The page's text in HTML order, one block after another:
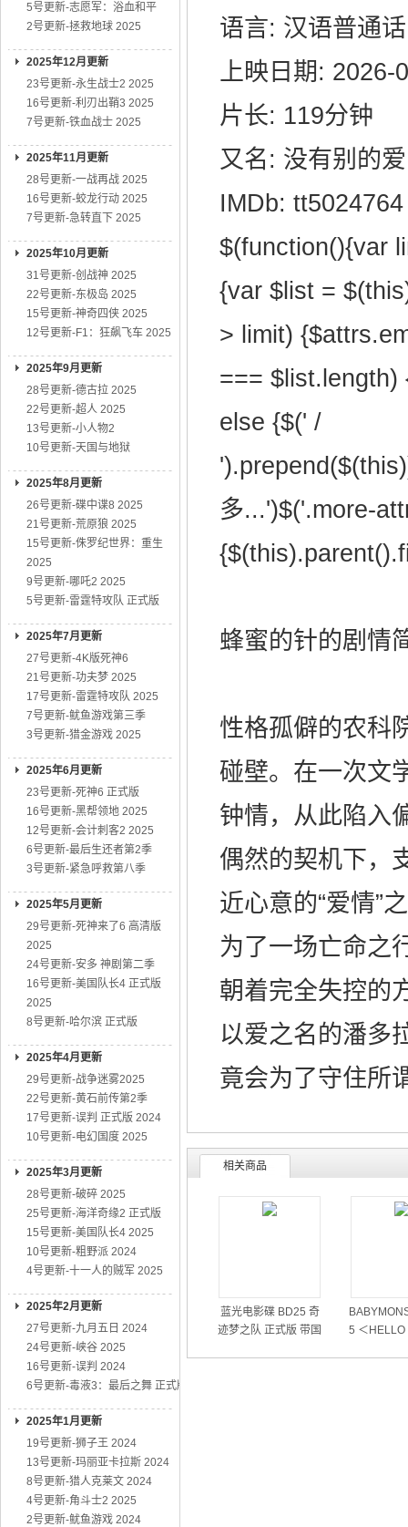
5号更新-志愿军：浴血和平
2号更新-拯救地球 2025
2025年12月更新
23号更新-永生战士2 2025
16号更新-利刃出鞘3 2025
7号更新-铁血战士 2025
2025年11月更新
28号更新-一战再战 2025
16号更新-蛟龙行动 2025
7号更新-急转直下 2025
2025年10月更新
31号更新-创战神 2025
22号更新-东极岛 2025
15号更新-神奇四侠 2025
12号更新-F1：狂飙飞车 2025
2025年9月更新
28号更新-德古拉 2025
22号更新-超人 2025
13号更新-小人物2
10号更新-天国与地狱
2025年8月更新
26号更新-碟中谍8 2025
21号更新-荒原狼 2025
15号更新-侏罗纪世界：重生
2025
9号更新-哪吒2 2025
5号更新-雷霆特攻队 正式版
2025年7月更新
27号更新-4K版死神6
21号更新-功夫梦 2025
17号更新-雷霆特攻队 2025
7号更新-鱿鱼游戏第三季
3号更新-猎金游戏 2025
2025年6月更新
23号更新-死神6 正式版
16号更新-黑帮领地 2025
12号更新-会计刺客2 2025
6号更新-最后生还者第2季
3号更新-紧急呼救第八季
2025年5月更新
29号更新-死神来了6 高清版
2025
24号更新-安多 神剧第二季
16号更新-美国队长4 正式版
2025
8号更新-哈尔滨 正式版
2025年4月更新
29号更新-战争迷雾2025
22号更新-黄石前传第2季
17号更新-误判 正式版 2024
10号更新-电幻国度 2025
2025年3月更新
28号更新-破碎 2025
25号更新-海洋奇缘2 正式版
15号更新-美国队长4 2025
10号更新-粗野派 2024
4号更新-十一人的贼军 2025
2025年2月更新
27号更新-九月五日 2024
24号更新-峡谷 2025
16号更新-误判 2024
6号更新-毒液3：最后之舞 正式版
2025年1月更新
19号更新-狮子王 2024
13号更新-玛丽亚卡拉斯 2024
8号更新-猎人克莱文 2024
4号更新-角斗士2 2025
2号更新-鱿鱼游戏 2024
语言: 汉语普通话
上映日期: 2026-
片长: 119分钟
又名: 没有别的
IMDb: tt5024764
$(function(){var
{var $list =
> limit)
=== $list.length)
else {$(' /
多...')$('.more-
蜂蜜的针的剧情
性格孤僻的农科
碰壁。在一次文
钟情，从此陷入
偶然的契机下，
近心意的“爱情”
为了一场亡命之
朝着完全失控
以爱之名的潘多
竟会为了守住所
相关商品
蓝光电影碟 BD25 奇
迹梦之队 正式版 带国
5 ＜HELLO